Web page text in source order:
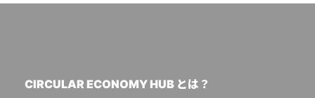
CIRCULAR ECONOMY HUB とは？